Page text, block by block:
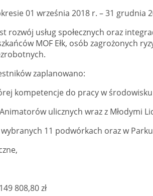
01 września 2018 r. – 31 grudnia
rozwój usług społecznych oraz
MOF Ełk, osób zagrożonych
zaplanowano:
kompetencje do pracy w
ulicznych wraz z Młodymi
11 podwórkach oraz w
808,80 zł